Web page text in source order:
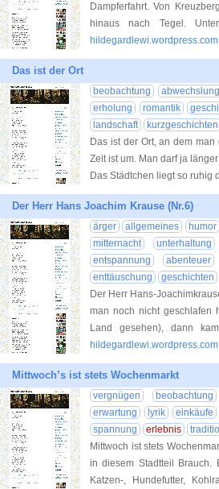
Dampferfahrt. Von
hinaus nach Tegel.
hildegardlewi.wordpress.com
Das ist der Ort
beobachtung abwechslung
erholung
romantik
landschaft
kurzgeschichten
Das ist der Ort, an dem
Zeit ist um. Man darf ja
Das Städtchen liegt so ruhig
Der Herr Hans Joachim Krause (Nr.6)
ärger allgemeines humor
mitternacht
unterhaltung
entspannung
abenteuer
enttäuschung
geschichten
Der Herr Hans-
man noch nicht geschlafen
Land gesehen), dann
hildegardlewi.wordpress.com
Mittwoch’s ist stets Wochenmarkt
vergnügen beobachtung
erwartung
lyrik einkäufe
spannung
erlebnis
Mittwoch ist stets
in diesem Stadtteil Brauch.
Katzen-, Hundefutter,